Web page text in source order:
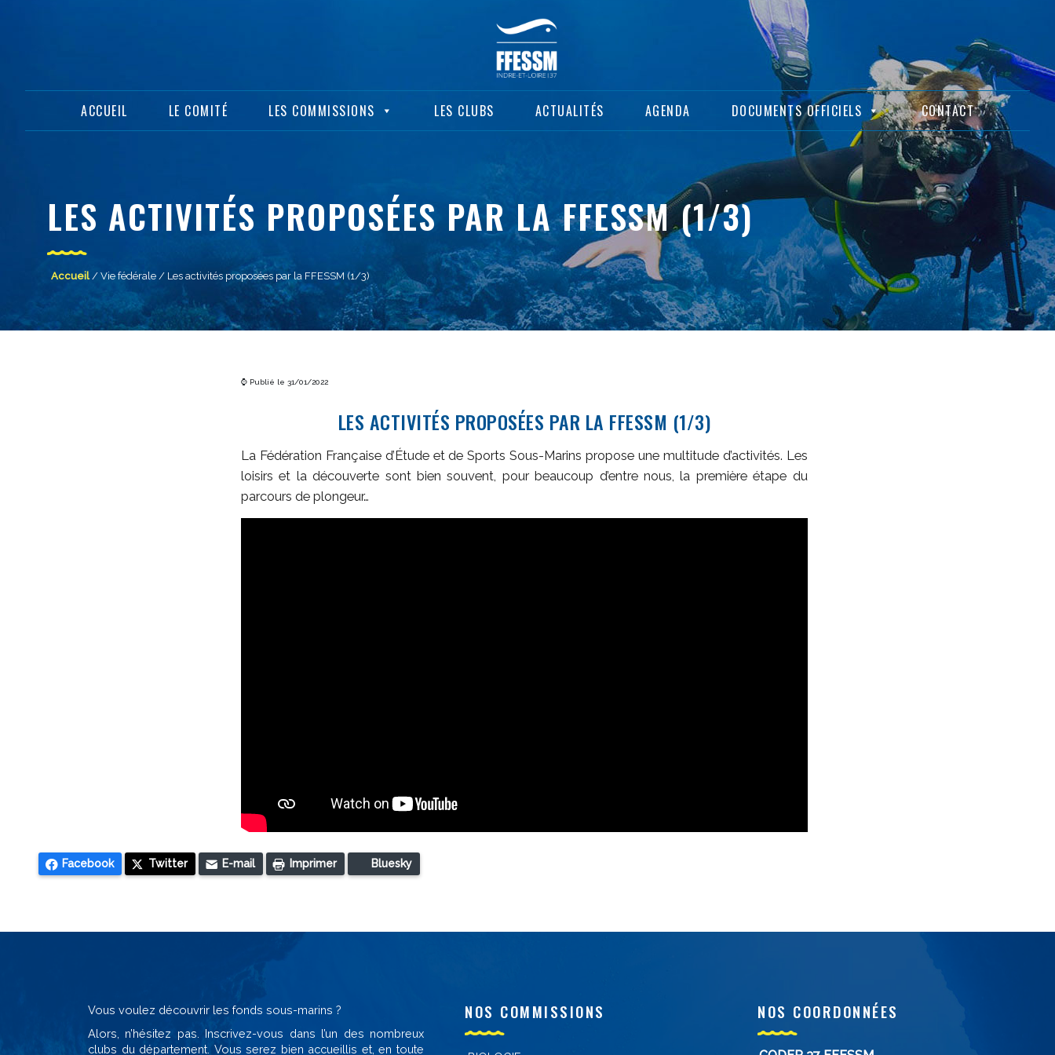
ACCUEIL LE COMITÉ LES COMMISSIONS LES CLUBS ACTUALITÉS AGENDA DOCUMENTS OFFICIELS CONTACT
LES ACTIVITÉS PROPOSÉES PAR LA FFESSM (1/3)
Accueil/ Vie fédérale/ Les activités proposées par la FFESSM (1/3)
⌚ Publié le 31/01/2022
LES ACTIVITÉS PROPOSÉES PAR LA FFESSM (1/3)
La Fédération Française d’Étude et de Sports Sous-Marins propose une multitude d’activités. Les
loisirs et la découverte sont bien souvent, pour beaucoup d’entre nous, la première étape du
parcours de plongeur…
Facebook Twitter E-mail Imprimer Bluesky
Vous voulez découvrir les fonds sous-marins ?
Alors, n’hésitez pas. Inscrivez-vous dans l’un des nombreux
clubs du département. Vous serez bien accueillis et, en toute
NOS COMMISSIONS NOS COORDONNÉES